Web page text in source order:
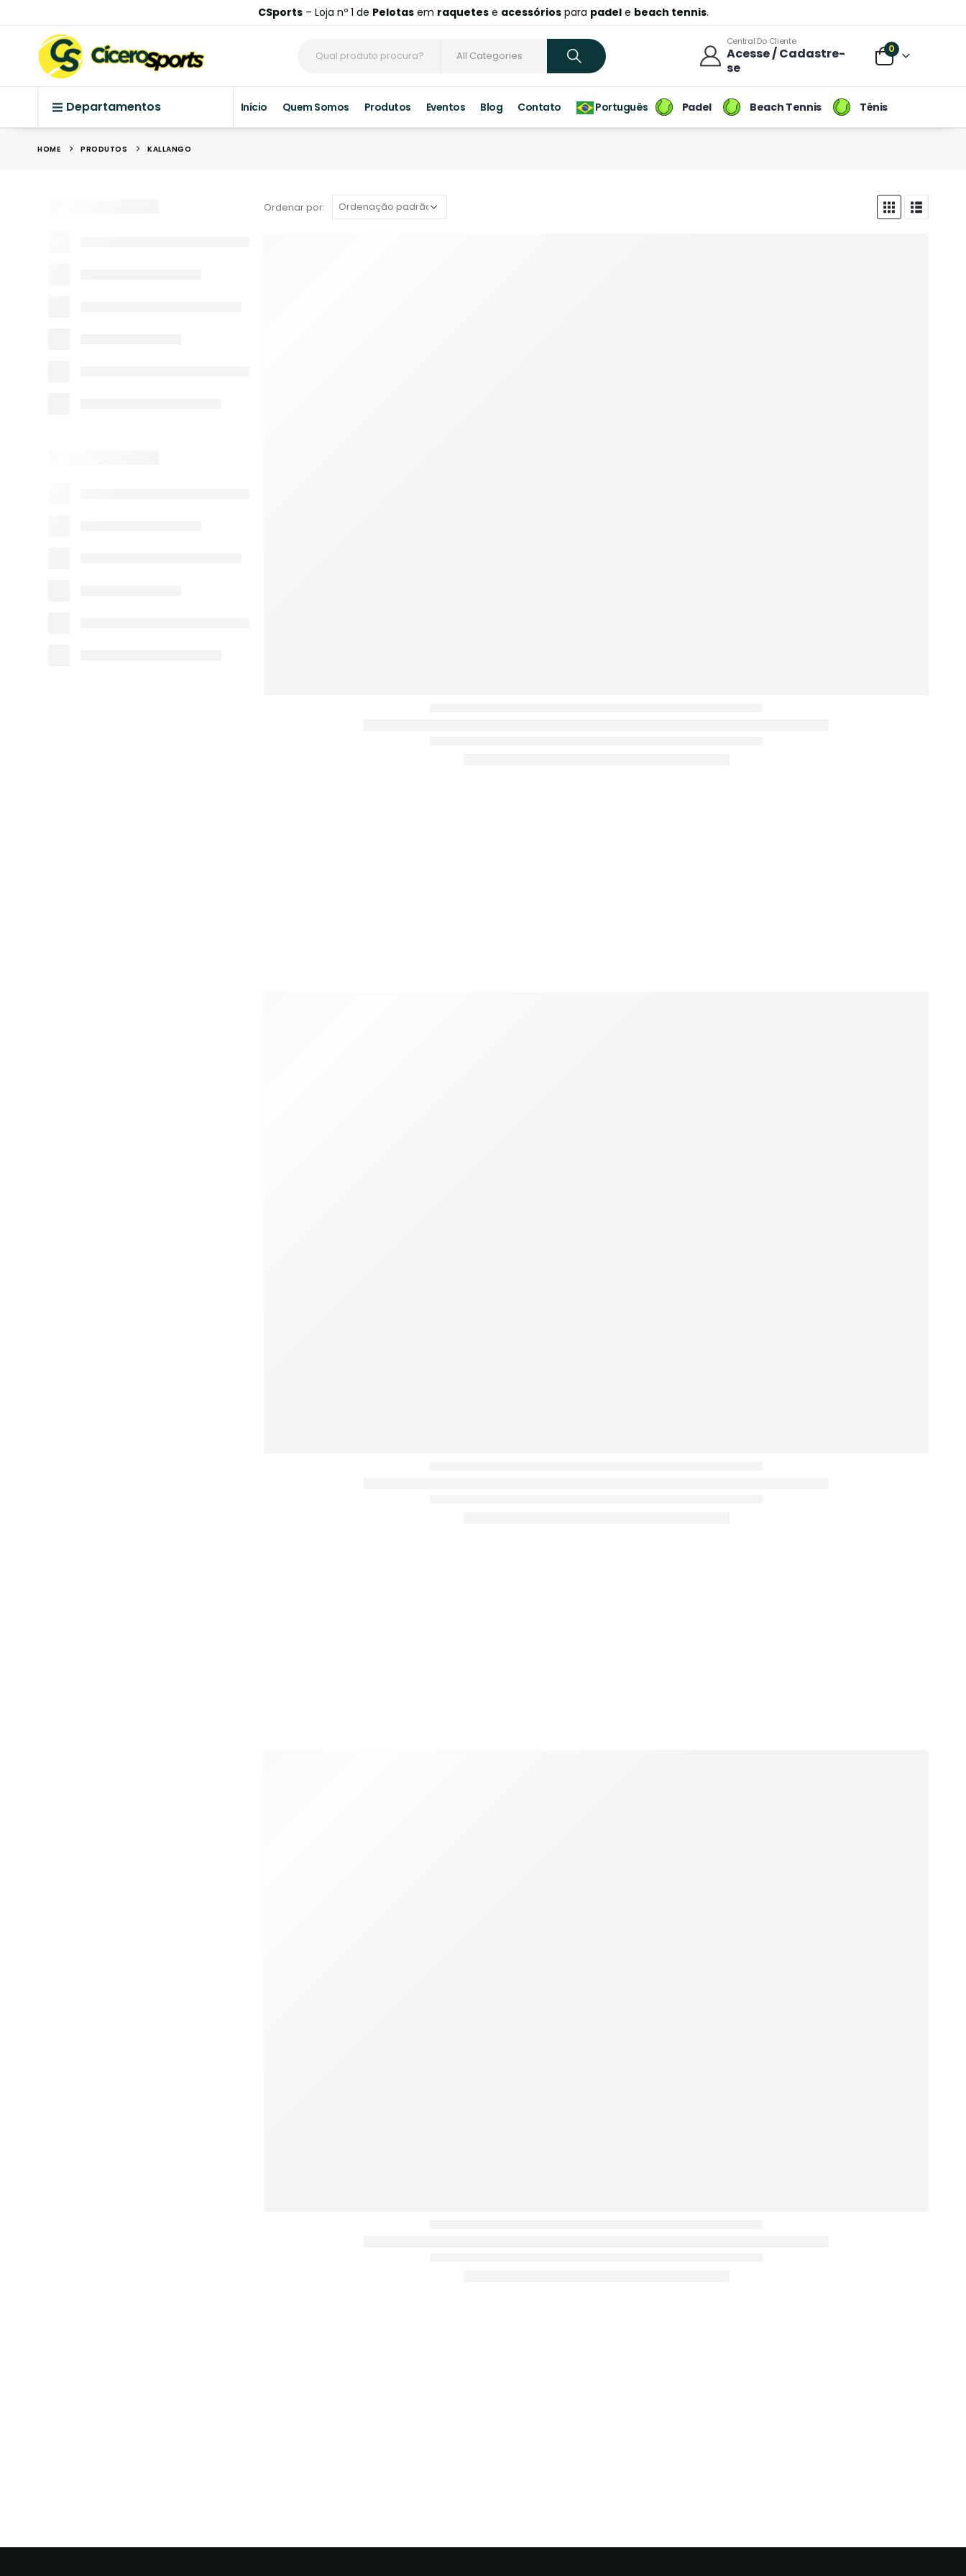
CSports– Loja nº 1 de Pelotasem raquetese acessóriospara padele beach tennis.
Central Do Cliente
Acesse / Cadastre-
se
0
Departamentos Início Quem Somos Produtos Eventos Blog Contato Português Padel Beach Tennis Tênis
HOME PRODUTOS KALLANGO
Ordenar por: